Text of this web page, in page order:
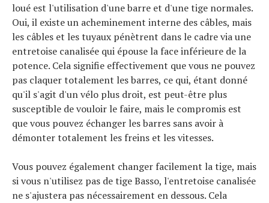
loué est l'utilisation d'une barre et d'une tige normales.
Oui, il existe un acheminement interne des câbles, mais
les câbles et les tuyaux pénètrent dans le cadre via une
entretoise canalisée qui épouse la face inférieure de la
potence. Cela signifie effectivement que vous ne pouvez
pas claquer totalement les barres, ce qui, étant donné
qu'il s'agit d'un vélo plus droit, est peut-être plus
susceptible de vouloir le faire, mais le compromis est
que vous pouvez échanger les barres sans avoir à
démonter totalement les freins et les vitesses.
Vous pouvez également changer facilement la tige, mais
si vous n'utilisez pas de tige Basso, l'entretoise canalisée
ne s'ajustera pas nécessairement en dessous. Cela